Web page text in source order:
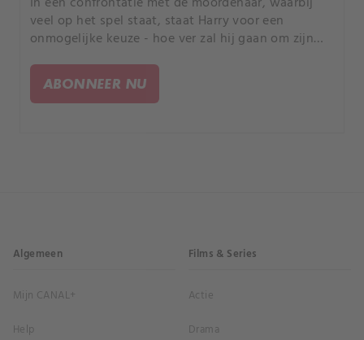
veel op het spel staat, staat Harry voor een
onmogelijke keuze - hoe ver zal hij gaan om zijn
en wat betekent dat voor de stad? De tijd tikt en
de opties nemen af. Harry bedenkt een wanhopig
ABONNEER NU
Algemeen
Mijn CANAL+
Help
Films & Series
Actie
Drama